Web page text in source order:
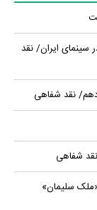
سینمای ایران/ نقد
نقد شفاهی
شفاهی
سلیمان»